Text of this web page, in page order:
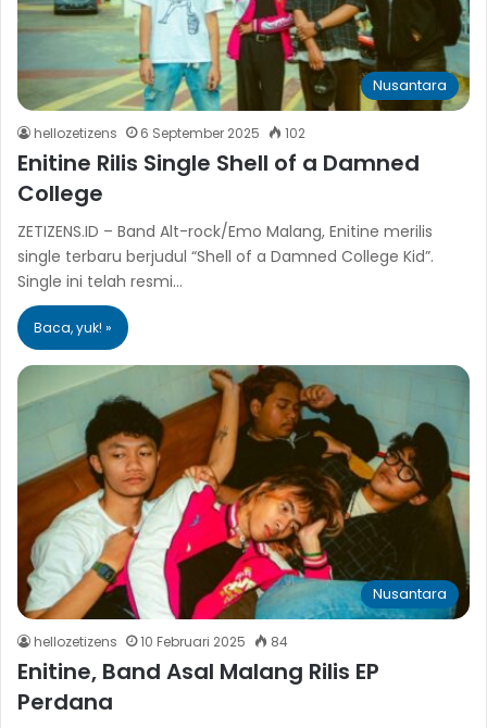
Nusantara
hellozetizens 6 September 2025 102
Enitine Rilis Single Shell of a Damned
College
ZETIZENS.ID – Band Alt-rock/Emo Malang, Enitine merilis
single terbaru berjudul “Shell of a Damned College Kid”.
Single ini telah resmi…
Baca, yuk! »
Nusantara
hellozetizens 10 Februari 2025 84
Enitine, Band Asal Malang Rilis EP
Perdana